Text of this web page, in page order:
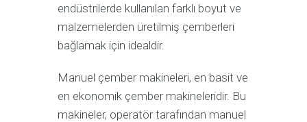
endüstrilerde kullanılan farklı boyut ve
malzemelerden üretilmiş çemberleri
bağlamak için idealdir.
Manuel çember makineleri, en basit ve
en ekonomik çember makineleridir. Bu
makineler, operatör tarafından manuel